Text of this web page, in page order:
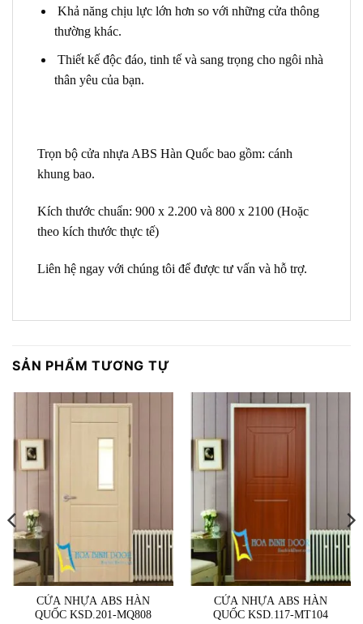
Khả năng chịu lực lớn hơn so với những cửa thông
thường khác.
Thiết kế độc đáo, tinh tế và sang trọng cho ngôi nhà
thân yêu của bạn.
Trọn bộ cửa nhựa ABS Hàn Quốc bao gồm: cánh
khung bao.
Kích thước chuẩn: 900 x 2.200 và 800 x 2100 (Hoặc
theo kích thước thực tế)
Liên hệ ngay với chúng tôi để được tư vấn và hỗ trợ.
SẢN PHẨM TƯƠNG TỰ
CỬA NHỰA ABS HÀN
QUỐC KSD.201-MQ808
CỬA NHỰA ABS HÀN
QUỐC KSD.117-MT104